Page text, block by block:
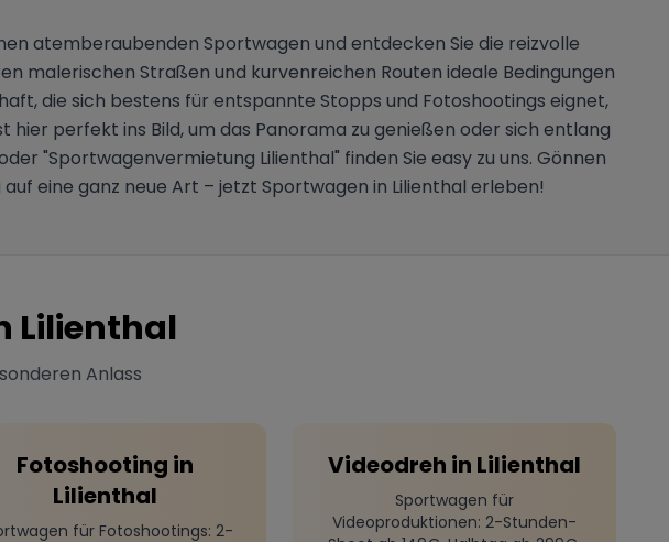
atemberaubenden Sportwagen und entdecken Sie die reizvolle
malerischen Straßen und kurvenreichen Routen ideale Bedingungen
die sich bestens für entspannte Stopps und Fotoshootings eignet,
perfekt ins Bild, um das Panorama zu genießen oder sich entlang
"Sportwagenvermietung Lilienthal" finden Sie easy zu uns. Gönnen
eine ganz neue Art – jetzt Sportwagen in Lilienthal erleben!
Lilienthal
Anlass
Fotoshooting in
Lilienthal
für Fotoshootings: 2-
Videodreh in Lilienthal
Sportwagen für
Videoproduktionen: 2-Stunden-